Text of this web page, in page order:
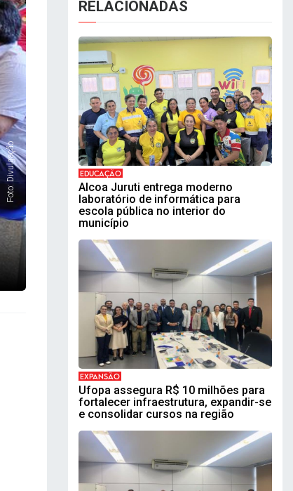
Foto: Divulgação
RELACIONADAS
EDUCAÇÃO
Alcoa Juruti entrega moderno
laboratório de informática para
escola pública no interior do
município
EXPANSÃO
Ufopa assegura R$ 10 milhões para
fortalecer infraestrutura, expandir-se
e consolidar cursos na região